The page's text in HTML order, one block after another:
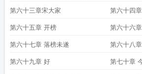
第六十三章宋大家 第六十四
第六十五章 开榜 第六十六
第六十七章 落榜未遂 第六十八
第六十九章 好 第七十章